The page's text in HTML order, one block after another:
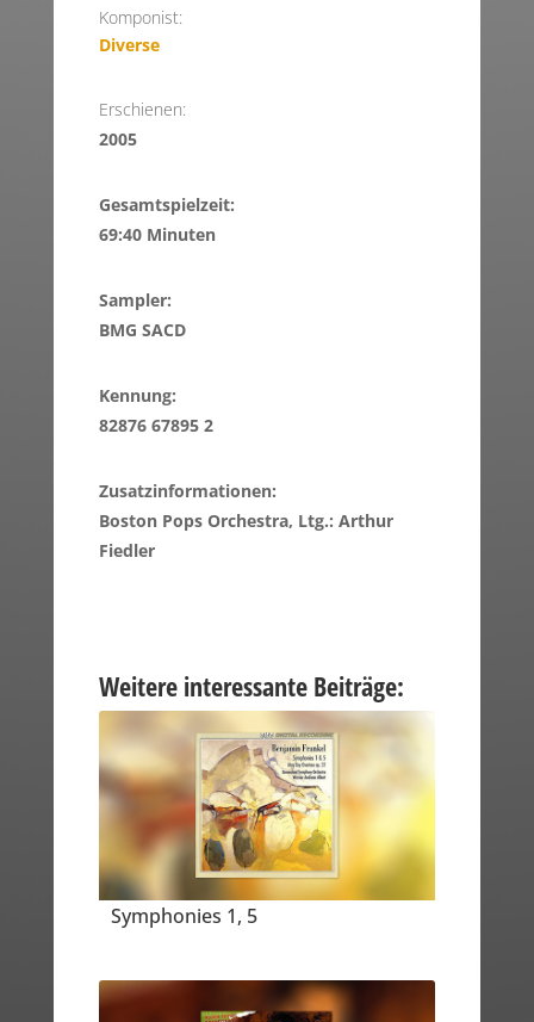
Komponist:
Diverse
Erschienen:
2005
Gesamtspielzeit:
69:40 Minuten
Sampler:
BMG SACD
Kennung:
82876 67895 2
Zusatzinformationen:
Boston Pops Orchestra, Ltg.: Arthur
Fiedler
Weitere interessante Beiträge:
Symphonies 1, 5